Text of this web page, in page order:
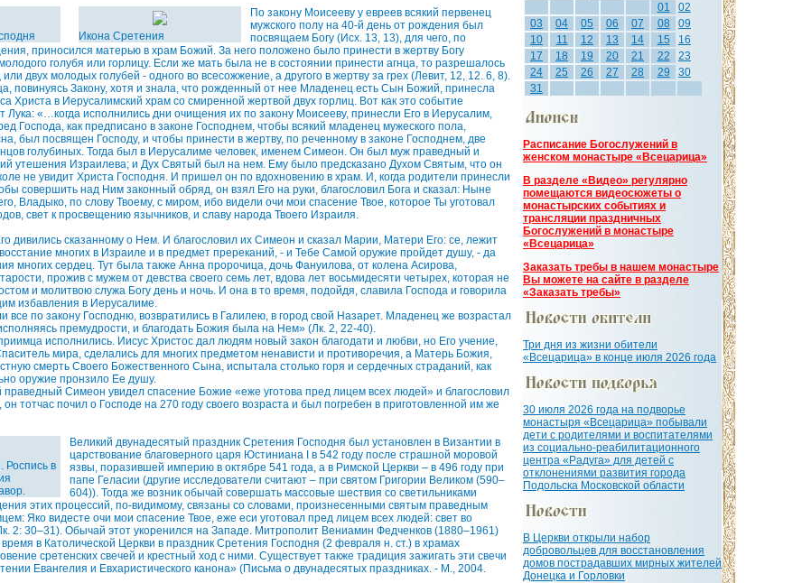
Икона Сретения
По закону Моисееву у евреев всякий первенец
мужского полу на 40-й день от рождения был
посвящаем Богу (Исх. 13, 13), для чего, по
приносился матерью в храм Божий. За него положено было принести в жертву Богу
голубя или горлицу. Если же мать была не в состоянии принести агнца, то разрешалось
двух молодых голубей - одного во всесожжение, а другого в жертву за грех (Левит, 12, 12. 6, 8).
повинуясь Закону, хотя и знала, что рожденный от нее Младенец есть Сын Божий, принесла
Христа в Иерусалимский храм со смиренной жертвой двух горлиц. Вот как это событие
Лука: «…когда исполнились дни очищения их по закону Моисееву, принесли Его в Иерусалим,
Господа, как предписано в законе Господнем, чтобы всякий младенец мужеского пола,
был посвящен Господу, и чтобы принести в жертву, по реченному в законе Господнем, две
голубиных. Тогда был в Иерусалиме человек, именем Симеон. Он был муж праведный и
утешения Израилева; и Дух Святый был на нем. Ему было предсказано Духом Святым, что он
не увидит Христа Господня. И пришел он по вдохновению в храм. И, когда родители принесли
совершить над Ним законный обряд, он взял Его на руки, благословил Бога и сказал: Ныне
Владыко, по слову Твоему, с миром, ибо видели очи мои спасение Твое, которое Ты уготовал
свет к просвещению язычников, и славу народа Твоего Израиля.
дивились сказанному о Нем. И благословил их Симеон и сказал Марии, Матери Его: се, лежит
многих в Израиле и в предмет пререканий, - и Тебе Самой оружие пройдет душу, - да
многих сердец. Тут была также Анна пророчица, дочь Фануилова, от колена Асирова,
прожив с мужем от девства своего семь лет, вдова лет восьмидесяти четырех, которая не
и молитвою служа Богу день и ночь. И она в то время, подойдя, славила Господа и говорила
избавления в Иерусалиме.
все по закону Господню, возвратились в Галилею, в город свой Назарет. Младенец же возрастал
премудрости, и благодать Божия была на Нем» (Лк. 2, 22-40).
исполнились. Иисус Христос дал людям новый закон благодати и любви, но Его учение,
мира, сделались для многих предметом ненависти и противоречия, а Матерь Божия,
смерть Своего Божественного Сына, испытала столько горя и сердечных страданий, как
оружие пронзило Ее душу.
праведный Симеон увидел спасение Божие «еже уготова пред лицем всех людей» и благословил
тотчас почил о Господе на 270 году своего возраста и был погребен в приготовленной им же
Роспись в
Великий двунадесятый праздник Сретения Господня был установлен в Византии в
царствование благоверного царя Юстиниана I в 542 году после страшной моровой
язвы, поразившей империю в октябре 541 года, а в Римской Церкви – в 496 году при
папе Геласии (другие исследователи считают – при святом Григории Великом (590–
604)). Тогда же возник обычай совершать массовые шествия со светильниками
этих процессий, по-видимому, связаны со словами, произнесенными святым праведным
Яко видесте очи мои спасение Твое, еже еси уготовал пред лицем всех людей: свет во
2: 30–31). Обычай этот укоренился на Западе. Митрополит Вениамин Федченков (1880–1961)
в Католической Церкви в праздник Сретения Господня (2 февраля н. ст.) в храмах
сретенских свечей и крестный ход с ними. Существует также традиция зажигать эти свечи
Евангелия и Евхаристического канона» (Письма о двунадесятых праздниках. - М., 2004.
01
02
03
04 05 06 07 08
09
10
11 12 13 14 15
16
17
18 19 20 21 22
23
24
25 26 27 28 29
30
31
Расписание Богослужений в
женском монастыре «Всецарица»
В разделе «Видео» регулярно
помещаются видеосюжеты о
монастырских событиях и
трансляции праздничных
Богослужений в монастыре
«Всецарица»
Заказать требы в нашем монастыре
Вы можете на сайте в разделе
«Заказать требы»
Три дня из жизни обители
«Всецарица» в конце июля 2026 года
30 июля 2026 года на подворье
монастыря «Всецарица» побывали
дети с родителями и воспитателями
из социально-реабилитационного
центра «Радуга» для детей с
отклонениями развития города
Подольска Московской области
В Церкви открыли набор
добровольцев для восстановления
домов пострадавших мирных жителей
Донецка и Горловки